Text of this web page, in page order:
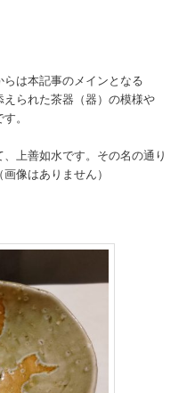
は本記事のメインとなる
られた茶器（器）の模様や
。
上善如水です。その名の通り
像はありません）